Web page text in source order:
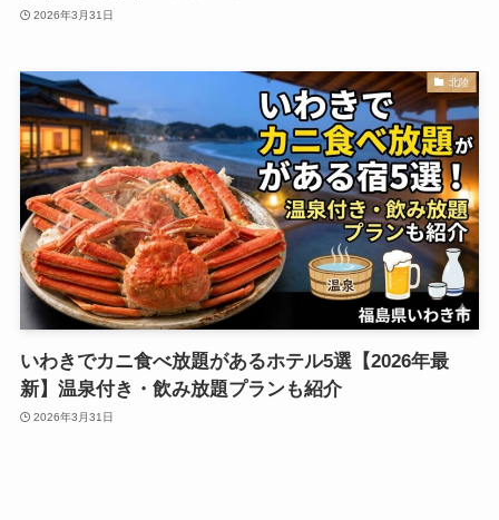
2026年3月31日
北陸
いわきでカニ食べ放題があるホテル5選【2026年最
新】温泉付き・飲み放題プランも紹介
2026年3月31日